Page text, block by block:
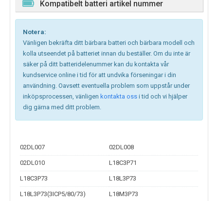
Kompatibelt batteri artikel nummer
Notera:
Vänligen bekräfta ditt bärbara batteri och bärbara modell och
kolla utseendet på batteriet innan du beställer. Om du inte är
säker på ditt batteridelenummer kan du kontakta vår
kundservice online i tid för att undvika förseningar i din
användning. Oavsett eventuella problem som uppstår under
inköpsprocessen, vänligen kontakta oss i tid och vi hjälper
dig gärna med ditt problem.
02DL007 02DL008
02DL010 L18C3P71
L18C3P73 L18L3P73
L18L3P73(3ICP5/80/73) L18M3P73